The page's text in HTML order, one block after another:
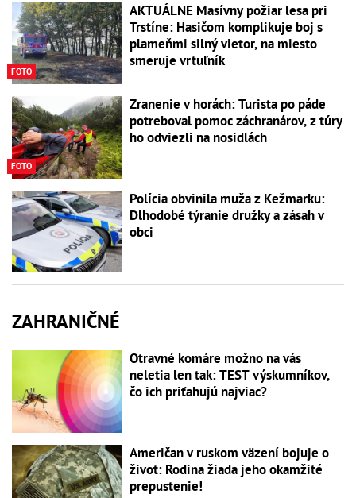
FOTO
AKTUÁLNE Masívny požiar lesa pri
Trstíne: Hasičom komplikuje boj s
plameňmi silný vietor, na miesto
smeruje vrtuľník
FOTO
Zranenie v horách: Turista po páde
potreboval pomoc záchranárov, z túry
ho odviezli na nosidlách
Polícia obvinila muža z Kežmarku:
Dlhodobé týranie družky a zásah v
obci
ZAHRANIČNÉ
Otravné komáre možno na vás
neletia len tak: TEST výskumníkov,
čo ich priťahujú najviac?
Američan v ruskom väzení bojuje o
život: Rodina žiada jeho okamžité
prepustenie!